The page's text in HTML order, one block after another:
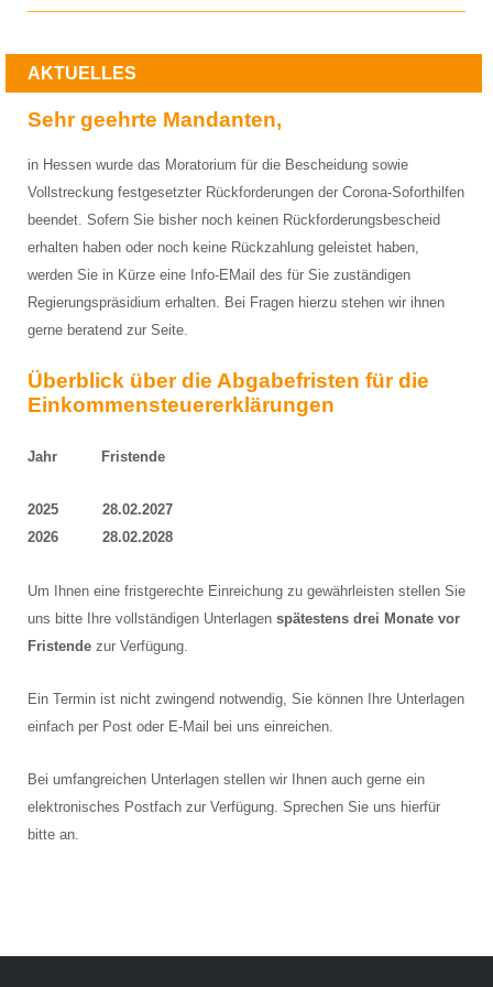
AKTUELLES
Sehr geehrte Mandanten,
in Hessen wurde das Moratorium für die Bescheidung sowie
Vollstreckung festgesetzter Rückforderungen der Corona-Soforthilfen
beendet. Sofern Sie bisher noch keinen Rückforderungsbescheid
erhalten haben oder noch keine Rückzahlung geleistet haben,
werden Sie in Kürze eine Info-EMail des für Sie zuständigen
Regierungspräsidium erhalten. Bei Fragen hierzu stehen wir ihnen
gerne beratend zur Seite.
Überblick über die Abgabefristen für die
Einkommensteuererklärungen
Jahr Fristende
2025 28.02.2027
2026 28.02.2028
Um Ihnen eine fristgerechte Einreichung zu gewährleisten stellen Sie
uns bitte Ihre vollständigen Unterlagen spätestens drei Monate vor
Fristendezur Verfügung.
Ein Termin ist nicht zwingend notwendig, Sie können Ihre Unterlagen
einfach per Post oder E-Mail bei uns einreichen.
Bei umfangreichen Unterlagen stellen wir Ihnen auch gerne ein
elektronisches Postfach zur Verfügung. Sprechen Sie uns hierfür
bitte an.